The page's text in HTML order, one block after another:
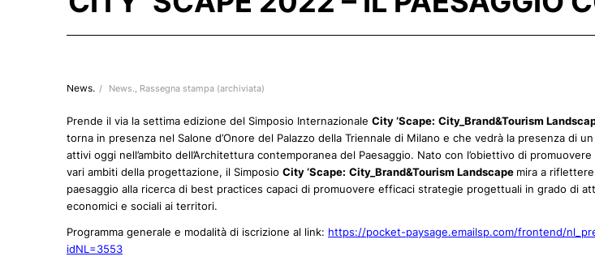
News. / News., Rassegna stampa (archiviata)
Prende il via la settima edizione del Simposio Internazionale City ‘Scape: City_Brand&Tourism
torna in presenza nel Salone d’Onore del Palazzo della Triennale di Milano e che vedrà la presenza di
attivi oggi nell’ambito dell’Architettura contemporanea del Paesaggio. Nato con l’obiettivo di
vari ambiti della progettazione, il Simposio City ‘Scape: City_Brand&Tourism Landscape mira a
paesaggio alla ricerca di best practices capaci di promuovere efficaci strategie progettuali in grado di
economici e sociali ai territori.
Programma generale e modalità di iscrizione al link: https://pocket-paysage.emailsp.com/frontend/
idNL=3553